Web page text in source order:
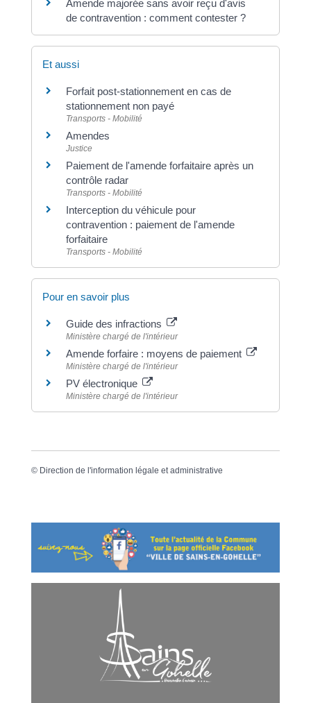
Amende majorée sans avoir reçu d'avis
de contravention : comment contester ?
Et aussi
Forfait post-stationnement en cas de
stationnement non payé
Transports - Mobilité
Amendes
Justice
Paiement de l'amende forfaitaire après un
contrôle radar
Transports - Mobilité
Interception du véhicule pour
contravention : paiement de l'amende
forfaitaire
Transports - Mobilité
Pour en savoir plus
Guide des infractions
Ministère chargé de l'intérieur
Amende forfaire : moyens de paiement
Ministère chargé de l'intérieur
PV électronique
Ministère chargé de l'intérieur
© Direction de l'information légale et administrative